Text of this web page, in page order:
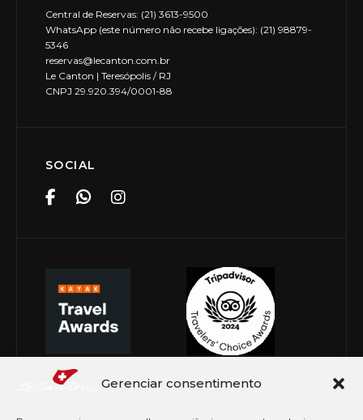
Gerenciar consentimento
Central de Reservas: (21) 3613-9500
WhatsApp (este número não recebe ligações): (21) 98879-
5346
reservas@lecanton.com.br
Le Canton | Teresópolis / RJ
CNPJ 29.920.394/0001-88
SOCIAL